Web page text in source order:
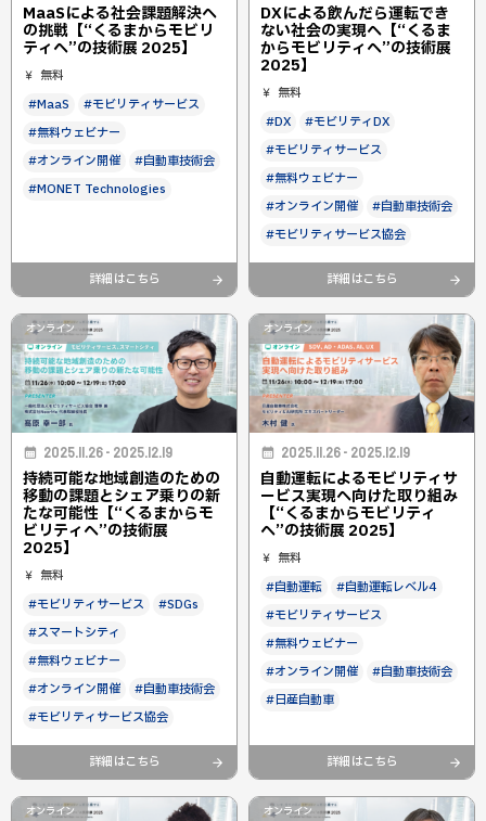
MaaSによる社会課題解決へ
の挑戦【“くるまからモビリ
ティへ”の技術展 2025】
無料
#MaaS
#モビリティサービス
#無料ウェビナー
#オンライン開催
#自動車技術会
#MONET Technologies
詳細はこちら
DXによる飲んだら運転でき
ない社会の実現へ【“くるま
からモビリティへ”の技術展
2025】
無料
#DX
#モビリティDX
#モビリティサービス
#無料ウェビナー
#オンライン開催
#自動車技術会
#モビリティサービス協会
詳細はこちら
オンライン
2025.11.26 - 2025.12.19
持続可能な地域創造のための
移動の課題とシェア乗りの新
たな可能性【“くるまからモ
ビリティへ”の技術展
2025】
無料
#モビリティサービス
#SDGs
#スマートシティ
#無料ウェビナー
#オンライン開催
#自動車技術会
#モビリティサービス協会
詳細はこちら
オンライン
2025.11.26 - 2025.12.19
自動運転によるモビリティサ
ービス実現へ向けた取り組み
【“くるまからモビリティ
へ”の技術展 2025】
無料
#自動運転
#自動運転レベル4
#モビリティサービス
#無料ウェビナー
#オンライン開催
#自動車技術会
#日産自動車
詳細はこちら
オンライン オンライン